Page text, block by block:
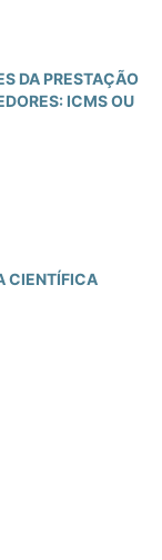
DA PRESTAÇÃO
ICMS OU
CIENTÍFICA